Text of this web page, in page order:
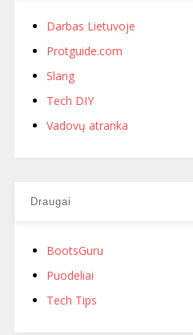
Darbas Lietuvoje
Protguide.com
Slang
Tech DIY
Vadovų atranka
Draugai
BootsGuru
Puodeliai
Tech Tips